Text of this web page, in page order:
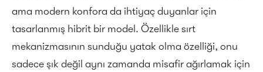
ama modern konfora da ihtiyaç duyanlar için
tasarlanmış hibrit bir model. Özellikle sırt
mekanizmasının sunduğu yatak olma özelliği, onu
sadece şık değil aynı zamanda misafir ağırlamak için